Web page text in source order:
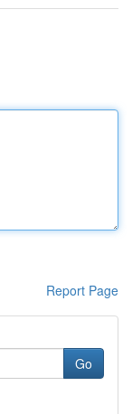
Report Page
Go